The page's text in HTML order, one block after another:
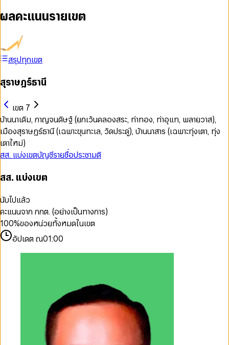
ผลคะแนนรายเขต
สรุปทุกเขต
สุราษฎร์ธานี
เขต 7
บ้านนาเดิม, กาญจนดิษฐ์ (ยกเว้นคลองสระ, ท่าทอง, ท่าอุแท, พลายวาส),
เมืองสุราษฎร์ธานี (เฉพาะขุนทะเล, วัดประดู่), บ้านนาสาร (เฉพาะทุ่งเตา, ทุ่ง
เตาใหม่)
สส. แบ่งเขตบัญชีรายชื่อประชามติ
สส. แบ่งเขต
นับไปแล้ว
คะแนนจาก กกต. (อย่างเป็นทางการ)
100%ของหน่วยทั้งหมดในเขต
อัปเดต ณ01:00